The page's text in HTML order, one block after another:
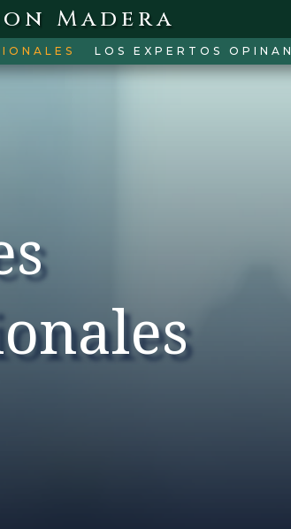
Madera
LOS EXPERTOS OPINAN